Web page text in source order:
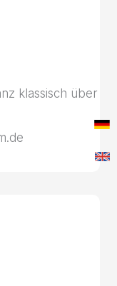
klassisch über